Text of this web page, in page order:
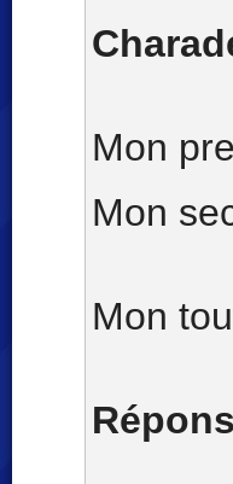
Mon
Mon
Mon